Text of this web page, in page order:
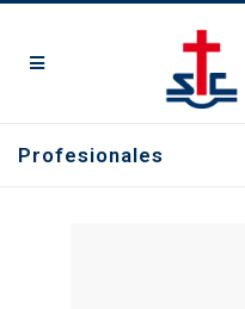
Profesionales